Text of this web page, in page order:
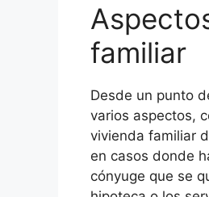
familiar
Desde un punto
varios aspectos,
vivienda familiar
en casos donde
cónyuge que se